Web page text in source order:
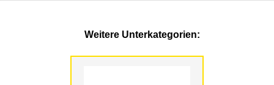
Weitere Unterkategorien: